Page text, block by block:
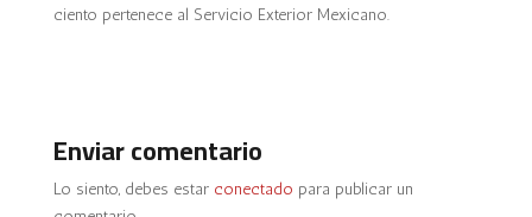
ciento pertenece al Servicio Exterior Mexicano.
Enviar comentario
Lo siento, debes estar conectado para publicar un